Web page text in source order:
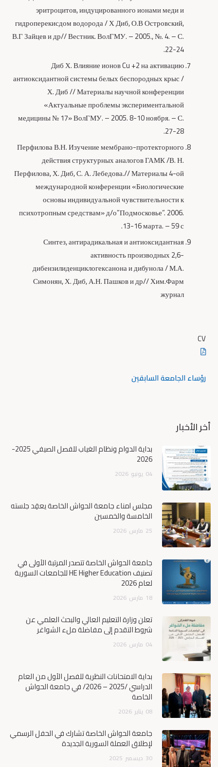
эритроцитов, индуцированного ионами меди и
гидроперекисдом водорода / Х Диб, О.В Островский,
В.Г Зайцев и др// Вестник. ВолГМУ. – 2005., №. 4. – С.
22-24.
Диб Х. Влияние ионов Cu +2 на активацию
антиоксидантной системы белых беспородных крыс /
Х. Диб // Материалы научной конференции
«Актуальные проблемы экспериментальной
медицины № 17» ВолГМУ. – 2005. 8-10 ноября. – С.
27-28.
Перфилова В.Н. Изучение мембрано-протекторного
действия структурных аналогов ГАМК /В. Н.
Перфилова, Х. Диб, С. А. Лебедова.// Материалы 4-ой
международной конференции «Биологические
основы индивидуальной чувствительности к
психотропным средствам» д/о”Подмосковье”. 2006.
13-16 марта. – 59 с.
Синтез, антирадикальная и антиоксидантная
активность производных 2,6-
дибензилиденциклогексанона и дибунола / М.А.
Симонян, Х. Диб, А.Н. Пашков и др// Хим.Фарм
журнал
CV
رؤساء الجامعة السابقين
أخر الأخبار
بداية الدوام ونظام الغياب للفصل الصيفي 2025-
2026
04 يونيو 2026
مجلس أمناء جامعة الحواش الخاصة يعقِد جلسته
الخامسة والخمسين
25 مارس 2026
جامعة الحواش الخاصة تتصدر المرتبة الأولى في
تصنيف HE Higher Education للجامعات السورية
لعام 2026
18 مارس 2026
تعلن وزارة التعليم العالي والبحث العلمي عن
شروط التقدم إلى مفاضلة ملء الشواغر
04 مارس 2026
بداية الامتحانات النظرية للفصل الأول من العام
الدراسي /2025 – 2026/ في جامعة الحواش
الخاصة
08 يناير 2026
جامعة الحواش الخاصة تشارك في الحفل الرسمي
لإطلاق العملة السورية الجديدة
30 ديسمبر 2025